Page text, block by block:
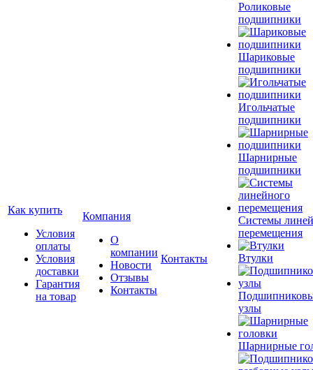
Как купить
Условия
оплаты
Условия
доставки
Гарантия
на товар
Компания
О
компании
Новости
Отзывы
Контакты
Контакты
Роликовые
подшипники
Шариковые
подшипники
Игольчатые
подшипники
Шарнирные
подшипники
Системы
перемещения
Втулки
узлы
Шарнирные